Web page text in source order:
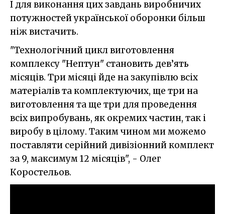
І для виконання цих завдань виробничих
потужностей української оборонки більш
ніж вистачить.
"Технологічний цикл виготовлення
комплексу "Нептун" становить дев’ять
місяців. Три місяці йде на закупівлю всіх
матеріалів та комплектуючих, ще три на
виготовлення та ще три для проведення
всіх випробувань, як окремих частин, так і
виробу в цілому. Таким чином ми можемо
поставляти серійний дивізіонний комплект
за 9, максимум 12 місяців", - Олег
Коростельов.